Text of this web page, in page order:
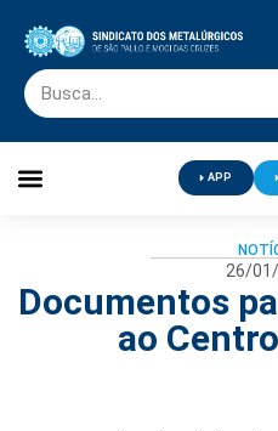
APP
26/
Documentos
ao